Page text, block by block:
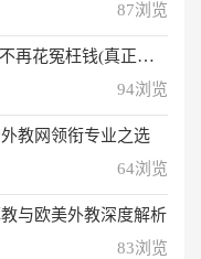
87浏览
枉钱(真正的用户反馈)
94浏览
教网领衔专业之选
64浏览
与欧美外教深度解析
83浏览